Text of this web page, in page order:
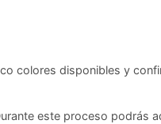
colores disponibles y
este proceso podrás